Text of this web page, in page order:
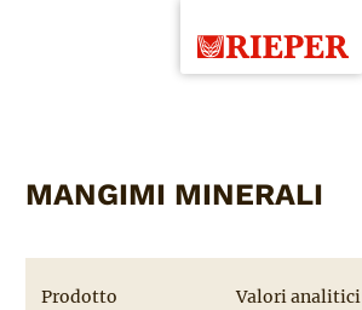
MANGIMI MINERALI
Prodotto Valori analitici